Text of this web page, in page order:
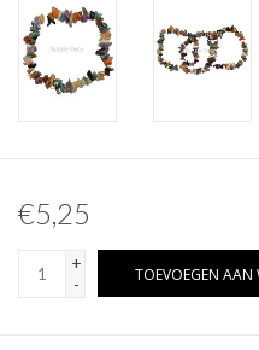
Hoorns & Geweien
Pokémon
€5,25
+
-
TOEVOEGEN AAN